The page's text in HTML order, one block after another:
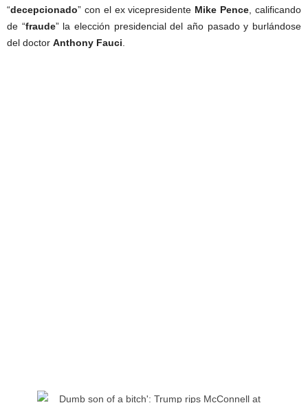
“decepcionado” con el ex vicepresidente Mike Pence , calificando
de “fraude” la elección presidencial del año pasado y burlándose
del doctor Anthony Fauci